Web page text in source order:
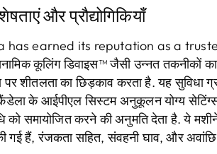
और प्रौद्योगिकियाँ
has earned its reputation as a
कूलिंग डिवाइस™ जैसी उन्नत तकनीकों
पर शीतलता का छिड़काव करता है. यह
के आईपीएल सिस्टम अनुकूलन योग्य
को समायोजित करने की अनुमति देता है. ये
गई हैं, रंजकता सहित, संवहनी घाव, और